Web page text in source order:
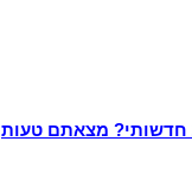
חדשותי? מצאתם טעות